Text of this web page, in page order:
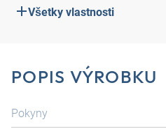
Všetky vlastnosti
POPIS VÝROBKU
Pokyny